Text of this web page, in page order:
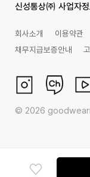
신성통상㈜ 사업자
회사소개 이용약관
채무지급보증안내
© 2026